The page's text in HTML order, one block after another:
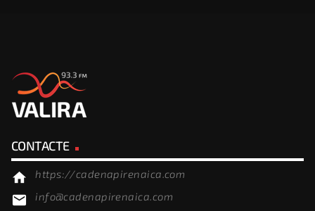
CONTACTE
home https://cadenapirenaica.com
email info@cadenapirenaica.com